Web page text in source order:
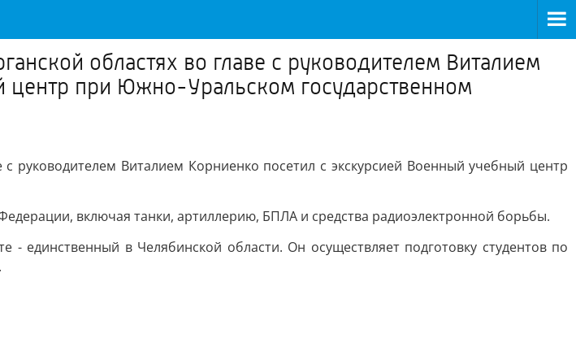
областях во главе с руководителем Виталием
центр при Южно-Уральском государственном
руководителем Виталием Корниенко посетил с экскурсией Военный учебный центр
включая танки, артиллерию, БПЛА и средства радиоэлектронной борьбы.
единственный в Челябинской области. Он осуществляет подготовку студентов по